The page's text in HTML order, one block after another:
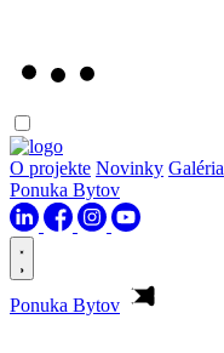
O projekte Novinky Galéria
Ponuka Bytov
Ponuka Bytov